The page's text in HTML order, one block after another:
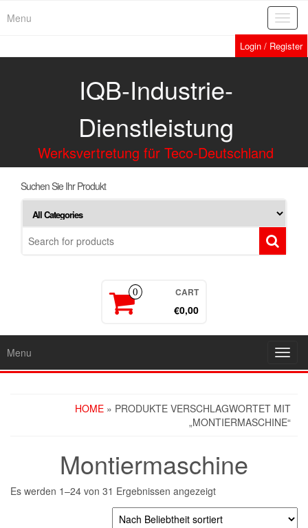
Menu
Login / Register
IQB-Industrie-
Dienstleistung
Werksvertretung für Teco-Deutschland
Suchen Sie Ihr Produkt
0 CART
€0,00
Menu
HOME » PRODUKTE VERSCHLAGWORTET MIT
„MONTIERMASCHINE“
Montiermaschine
Es werden 1–24 von 31 Ergebnissen angezeigt